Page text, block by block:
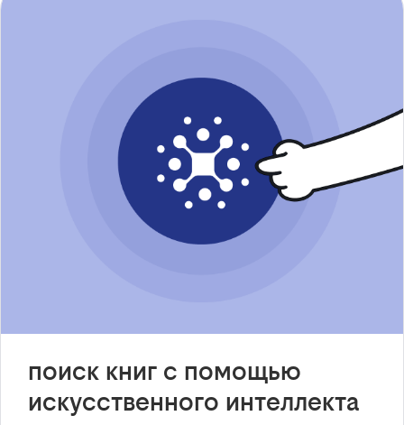
поиск книг с помощью
искусственного интеллекта